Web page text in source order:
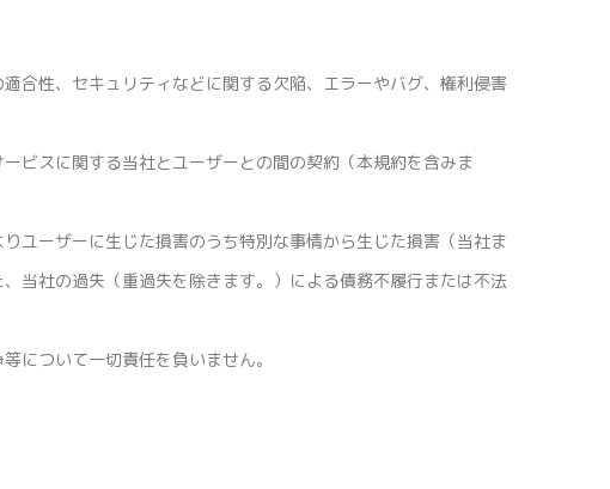
合性、セキュリティなどに関する欠陥、エラーやバグ、権利侵害
ビスに関する当社とユーザーとの間の契約（本規約を含みま
ユーザーに生じた損害のうち特別な事情から生じた損害（当社ま
当社の過失（重過失を除きます。）による債務不履行または不法
について一切責任を負いません。